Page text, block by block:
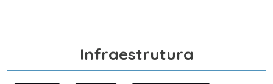
Infraestrutura